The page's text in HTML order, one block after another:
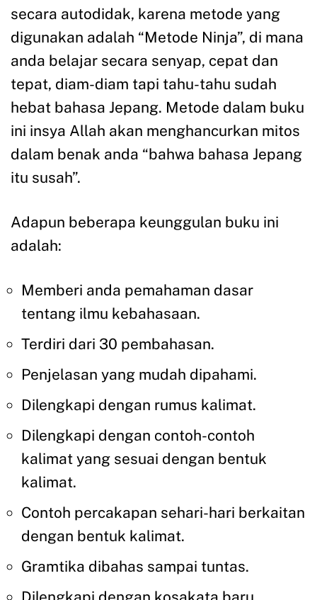
secara autodidak, karena metode yang
digunakan adalah “Metode Ninja”, di mana
anda belajar secara senyap, cepat dan
tepat, diam-diam tapi tahu-tahu sudah
hebat bahasa Jepang. Metode dalam buku
ini insya Allah akan menghancurkan mitos
dalam benak anda “bahwa bahasa Jepang
itu susah”.
Adapun beberapa keunggulan buku ini
adalah:
Memberi anda pemahaman dasar
tentang ilmu kebahasaan.
Terdiri dari 30 pembahasan.
Penjelasan yang mudah dipahami.
Dilengkapi dengan rumus kalimat.
Dilengkapi dengan contoh-contoh
kalimat yang sesuai dengan bentuk
kalimat.
Contoh percakapan sehari-hari berkaitan
dengan bentuk kalimat.
Gramtika dibahas sampai tuntas.